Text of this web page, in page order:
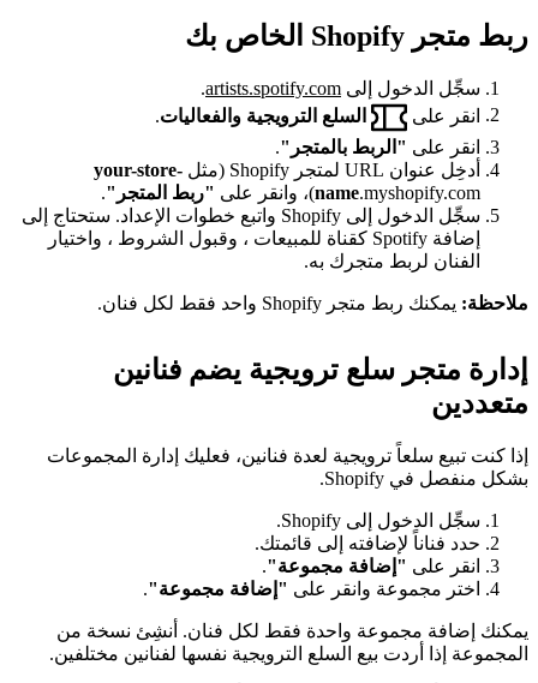
ربط متجر Shopify الخاص بك
سجِّل الدخول إلى artists.spotify.com
.
انقر على
السلع الترويجية والفعاليات
انقر على "الربط بالمتجر".
أدخِل عنوان URL لمتجر Shopify (مثل
your-store-
name.myshopify.com)، وانقر على "ربط المتجر".
سجِّل الدخول إلى Shopify واتبع خطوات الإعداد. ستحتاج إلى
إضافة Spotify كقناة للمبيعات ، وقبول الشروط ، واختيار
الفنان لربط متجرك به.
ملاحظة: يمكنك ربط متجر Shopify واحد فقط لكل فنان.
إدارة متجر سلع ترويجية يضم فنانين
متعددين
إذا كنت تبيع سلعاً ترويجية لعدة فنانين، فعليك إدارة المجموعات
بشكل منفصل في Shopify.
سجِّل الدخول إلى Shopify.
حدد فناناً لإضافته إلى قائمتك.
انقر على "إضافة مجموعة".
اختر مجموعة وانقر على "إضافة مجموعة".
يمكنك إضافة مجموعة واحدة فقط لكل فنان. أنشِئ نسخة من
المجموعة إذا أردت بيع السلع الترويجية نفسها لفنانين مختلفين.